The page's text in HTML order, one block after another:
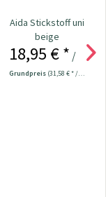
Aida Stickstoff uni
beige
18,95 € * /
Grundpreis (31,58 € * / 1 m²)